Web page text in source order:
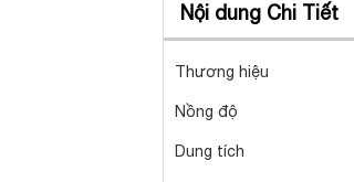
Nội dung Chi Tiết
Thương hiệu
Nồng độ
Dung tích